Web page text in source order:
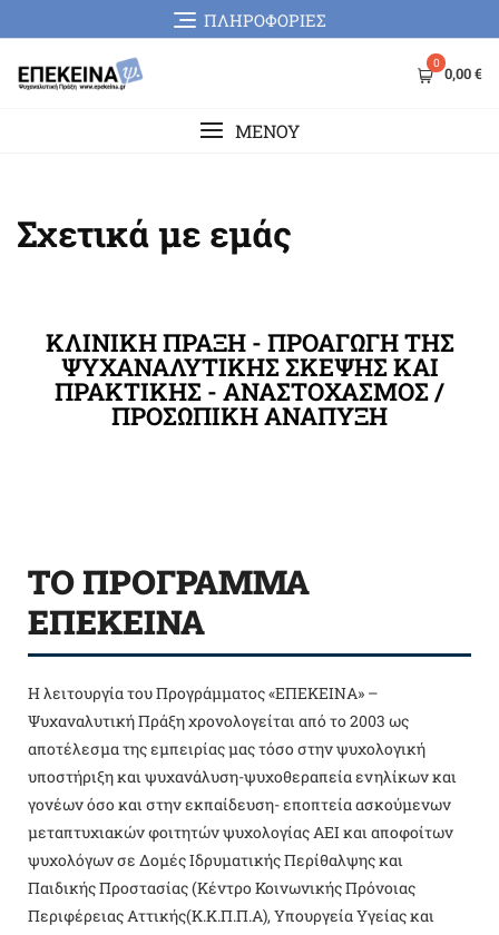
ΠΛΗΡΟΦΟΡΙΕΣ
0
0,00 €
MENOY
Σχετικά με εμάς
ΚΛΙΝΙΚΗ ΠΡΑΞΗ - ΠΡΟΑΓΩΓΗ ΤΗΣ
ΨΥΧΑΝΑΛΥΤΙΚΗΣ ΣΚEΨΗΣ ΚΑΙ
ΠΡΑΚΤΙΚΗΣ - ΑΝΑΣΤΟΧΑΣΜΟΣ /
ΠΡΟΣΩΠΙΚΗ ΑΝΑΠΥΞΗ
ΤΟ ΠΡΟΓΡΑΜΜΑ
ΕΠΕΚΕΙΝΑ
Η λειτουργία του Προγράμματος «ΕΠΕΚΕΙΝΑ» –
Ψυχαναλυτική Πράξη χρονολογείται από το 2003 ως
αποτέλεσμα της εμπειρίας μας τόσο στην ψυχολογική
υποστήριξη και ψυχανάλυση-ψυχοθεραπεία ενηλίκων και
γονέων όσο και στην εκπαίδευση- εποπτεία ασκούμενων
μεταπτυχιακών φοιτητών ψυχολογίας ΑΕΙ και αποφοίτων
ψυχολόγων σε Δομές Ιδρυματικής Περίθαλψης και
Παιδικής Προστασίας (Κέντρο Κοινωνικής Πρόνοιας
Περιφέρειας Αττικής(Κ.Κ.Π.Π.Α), Υπουργεία Υγείας και